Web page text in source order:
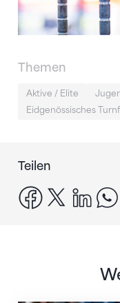
Themen
Aktive / Elite
Eidgenössisches
Teilen
facebook
x